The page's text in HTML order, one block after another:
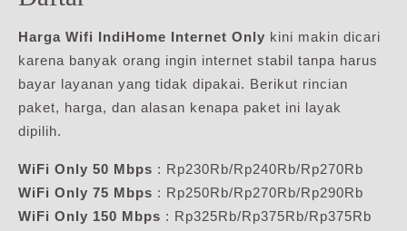
Harga Wifi IndiHome Internet Only kini makin dicari
karena banyak orang ingin internet stabil tanpa harus
bayar layanan yang tidak dipakai. Berikut rincian
paket, harga, dan alasan kenapa paket ini layak
dipilih.
WiFi Only 50 Mbps : Rp230Rb/Rp240Rb/Rp270Rb
WiFi Only 75 Mbps : Rp250Rb/Rp270Rb/Rp290Rb
WiFi Only 150 Mbps : Rp325Rb/Rp375Rb/Rp375Rb